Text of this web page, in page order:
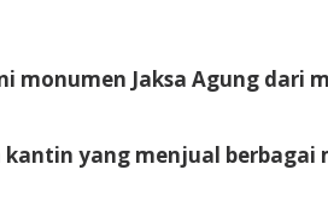
monumen Jaksa Agung dari
kantin yang menjual